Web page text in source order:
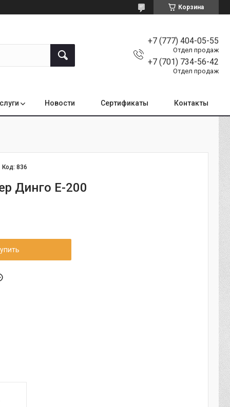
Корзина
+7 (777) 404-05-55
Отдел продаж
+7 (701) 734-56-42
Отдел продаж
Новости Сертификаты Контакты
Код:836
Динго Е-200